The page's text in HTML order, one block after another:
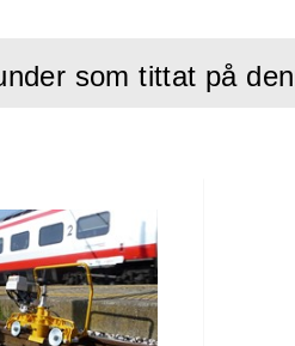
som tittat på